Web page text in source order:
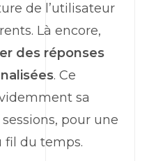
de l’utilisateur
Là encore,
des réponses
. Ce
sa
pour une
fil du temps.